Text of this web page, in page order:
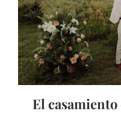
El